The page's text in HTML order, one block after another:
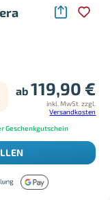
ab119,90 €
inkl. MwSt. zzgl.
Versandkosten
Geschenkgutschein